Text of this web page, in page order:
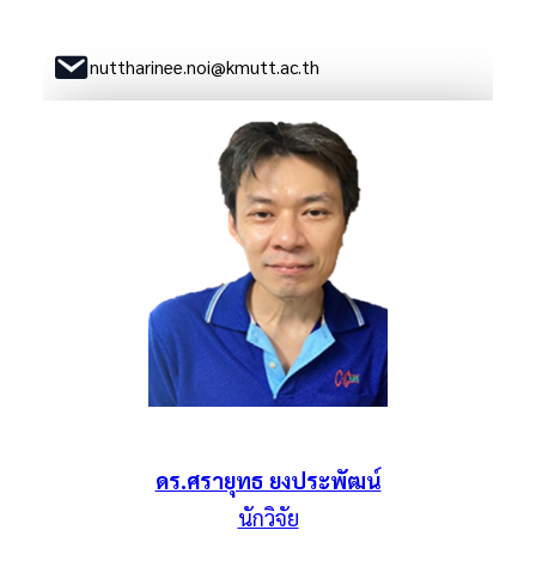
nuttharinee.noi@kmutt.ac.th
ดร.ศรายุทธ ยงประพัฒน์
นักวิจัย